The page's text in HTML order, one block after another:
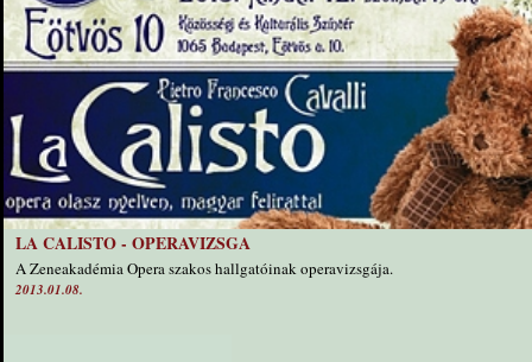
LA CALISTO - OPERAVIZSGA
A Zeneakadémia Opera szakos hallgatóinak operavizsgája.
2013.01.08.